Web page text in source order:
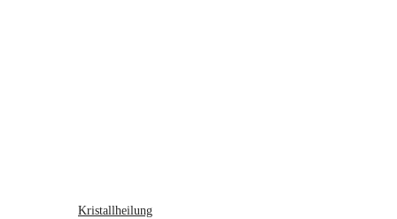
Kristallheilung